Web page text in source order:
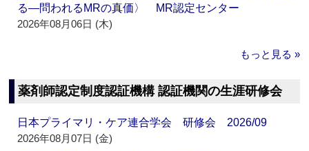
る―問われるMRの真価〉 MR認定センター
2026年08月06日 (木)
もっと見る »
薬剤師認定制度認証機構 認証機関の生涯研修会
日本プライマリ・ケア連合学会 研修会 2026/09
2026年08月07日 (金)